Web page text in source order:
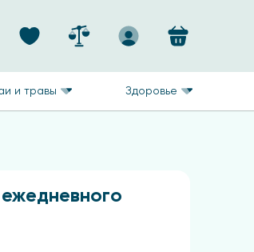
и травы Здоровье